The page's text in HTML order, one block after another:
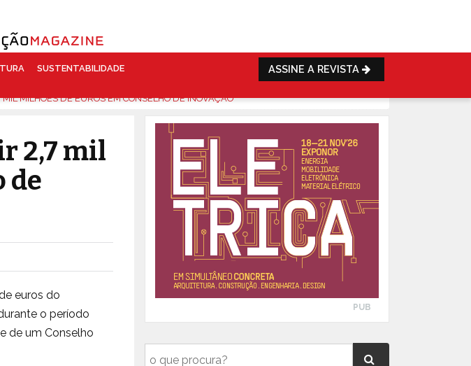
SUSTENTABILIDADE
ASSINE A REVISTA
MILHÕES DE EUROS EM CONSELHO DE INOVAÇÃO
2,7 mil
de
euros do
o período
de um Conselho
PUB